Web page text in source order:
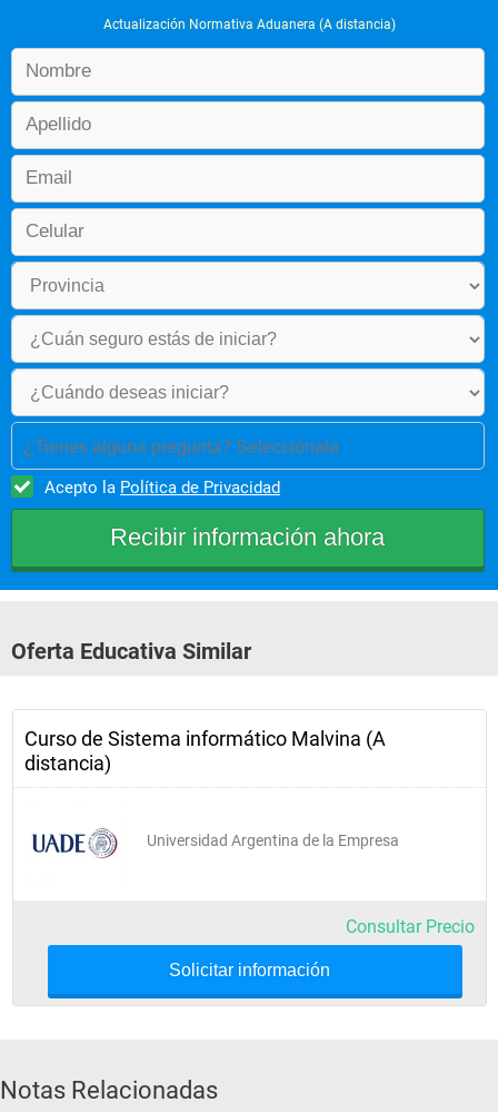
Actualización Normativa Aduanera (A distancia)
¿Tienes alguna pregunta? Selecciónala
Acepto la Política de Privacidad
Oferta Educativa Similar
Curso de Sistema informático Malvina (A
distancia)
Universidad Argentina de la Empresa
Consultar Precio
Solicitar información
Notas Relacionadas